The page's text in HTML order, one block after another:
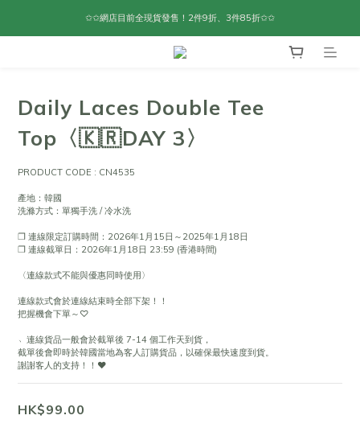
✩✩網店目前全現貨發售！2件9折、3件85折✩✩
Daily Laces Double Tee
Top〈🇰🇷DAY 3〉
PRODUCT CODE : CN4535
產地：韓國
洗滌方式：單獨手洗 / 冷水洗
❐ 連線限定訂購時間：2026年1月15日～2025年1月18日
❐ 連線截單日：2026年1月18日 23:59 (香港時間)
〈連線款式不能與優惠同時使用〉
連線款式會於連線結束時全部下架！！
把握機會下單～♡
﹆連線貨品一般會於截單後 7-14 個工作天到貨，
截單後會即時於韓國當地為客人訂購貨品，以確保最快速度到貨。
謝謝客人的支持！！❤
HK$99.00